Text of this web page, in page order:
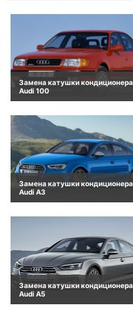
Замена катушки кондиционера
Audi 100
Замена катушки кондиционера
Audi A3
Замена катушки кондиционера
Audi A5